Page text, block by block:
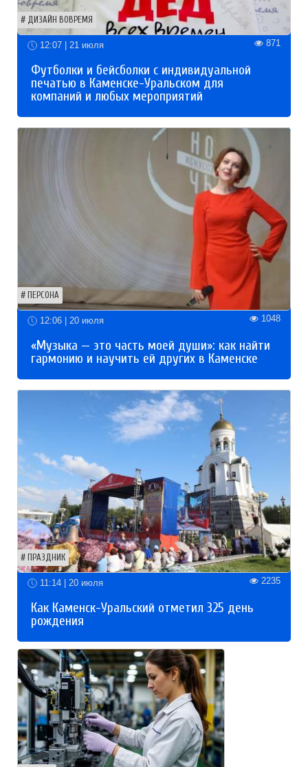
ДИЗАЙН ВОВРЕМЯ
12:07 | 21 июля 871
Футболки и бейсболки с индивидуальной
печатью в Каменске-Уральском для
компаний и любых мероприятий
ПЕРСОНА
12:06 | 20 июля 1048
«Музыка — это часть моей души»: как найти
гармонию и научить ей других в Каменске
ПРАЗДНИК
11:14 | 20 июля 2235
Как Каменск-Уральский отметил 325 день
рождения